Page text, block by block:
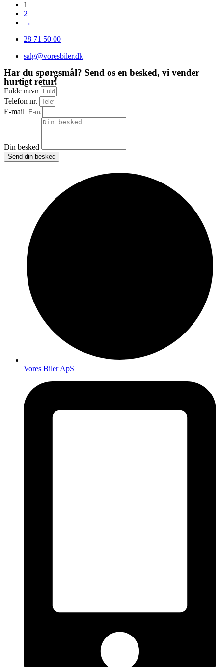
1
2
→
28 71 50 00
salg@voresbiler.dk
Har du spørgsmål? Send os en besked, vi vender
hurtigt retur!
Fulde navn
Telefon nr.
E-mail
Din besked
Send din besked
Vores Biler ApS